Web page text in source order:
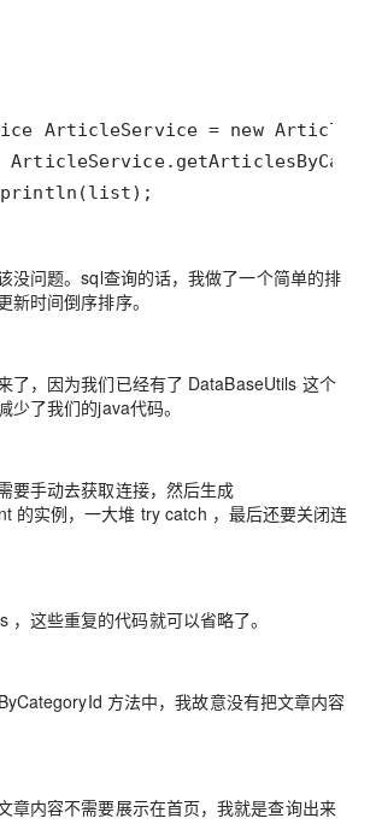
没问题。sql查询的话，我做了一个简单的排
新时间倒序排序。
了，因为我们已经有了 DataBaseUtils 这个
少了我们的java代码。
要手动去获取连接，然后生成
的实例，一大堆 try catch ，最后还要关闭连
，这些重复的代码就可以省略了。
方法中，我故意没有把文章内容
章内容不需要展示在首页，我就是查询出来